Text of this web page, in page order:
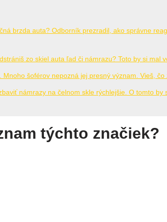
brzda auta? Odborník prezradil, ako správne
zo skiel auta ľad či námrazu? Toto by si mal
Mnoho šoférov nepozná jej presný význam. Vieš, čo
námrazy na čelnom skle rýchlejšie. O tomto by
týchto značiek?